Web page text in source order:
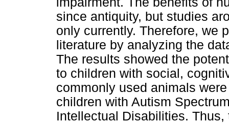
since antiquity, but studies
only currently. Therefore, we
literature by analyzing the
The results showed the
to children with social,
commonly used animals
children with Autism
Intellectual Disabilities.